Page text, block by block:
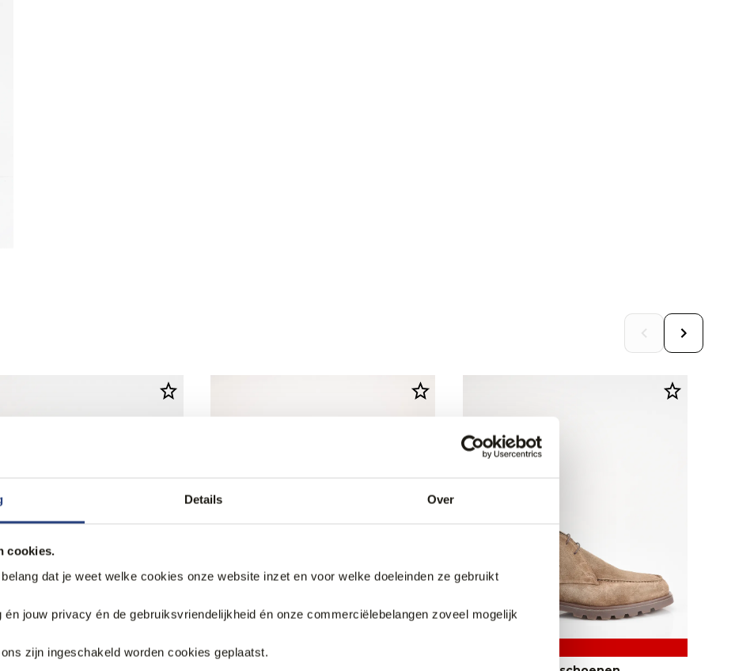
Details Over
cookies.
dat je weet welke cookies onze website inzet en voor welke doeleinden ze gebruikt
én jouw privacy én de gebruiksvriendelijkheid én onze commerciëlebelangen zoveel mogelijk
zijn ingeschakeld worden cookies geplaatst.
40% korting